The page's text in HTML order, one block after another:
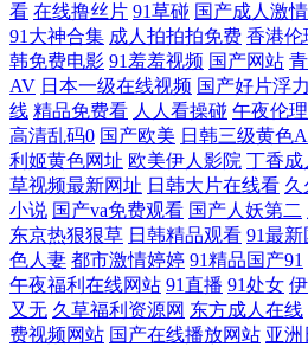
本hey 艳妇乳肉豪妇荡乳a 大地资源网中
婷婷在线视频 91视频精 国产午夜福利红
人精品三级网站 久久国产机热 三级在线影
欧美色图中文 亚洲国产理论片在线播 国
到12不卡视频在线dvd 豆角电影网电视剧
产 97人人操在线 国产综合亚洲专区在线
看 在线撸丝片 91草碰 国产成人激
91大神合集 成人拍拍拍免费 香港伦
韩免费电影 91羞羞视频 国产网站
AV 日本一级在线视频 国产好片浮力
线 精品免费看 人人看操碰 午夜伦
高清乱码0 国产欧美 日韩三级黄色
利姬黄色网址 欧美伊人影院 丁香成
草视频最新网址 日韩大片在线看 久
小说 国产va免费观看 国产人妖第二
东京热狠狠草 日韩精品观看 91最
色人妻 都市激情婷婷 91精品国产91
午夜福利在线网站 91直播 91处女
又无 久草福利资源网 东方成人在线
费视频网站 国产在线播放网站 亚洲